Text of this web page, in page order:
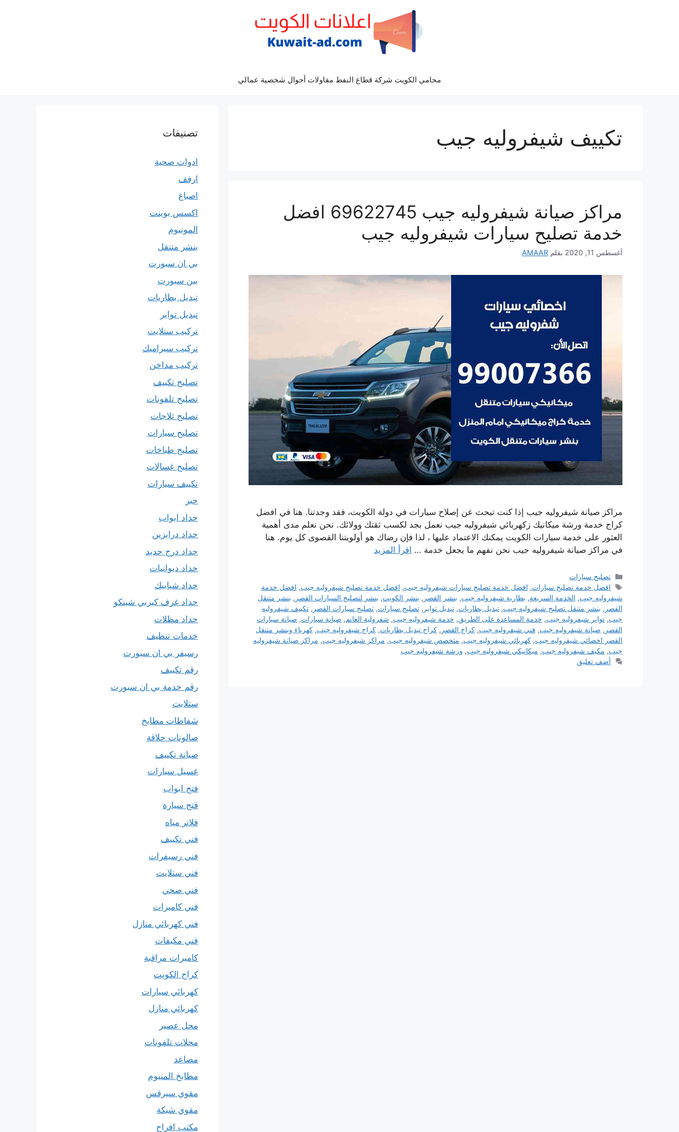
محامي الكويت شركة قطاع النفط مقاولات أحوال شخصية عمالي
تكييف شيفروليه جيب
مراكز صيانة شيفروليه جيب 69622745 افضل
خدمة تصليح سيارات شيفروليه جيب
أغسطس 11, 2020 بقلم AMAAR
مراكز صيانة شيفروليه جيب إذا كنت تبحث عن إصلاح سيارات في دولة الكويت، فقد وجدتنا. هنا في افضل
كراج خدمة ورشة ميكانيك زكهربائي شيفروليه جيب نعمل بجد لكسب ثقتك وولائك. نحن نعلم مدى أهمية
العثور على خدمة سيارات الكويت يمكنك الاعتماد عليها ، لذا فإن رضاك ​​هو أولويتنا القصوى كل يوم. هنا
في مراكز صيانة شيفروليه جيب نحن نفهم ما يجعل خدمة … اقرأ المزيد
التصنيفات
تصليح سيارات
الوسوم
افضل خدمة تصليح سيارات, افضل خدمة تصليح سيارات شيفروليه جيب, افضل خدمة تصليح شيفروليه جيب, افضل خدمة
شيفروليه جيب, الخدمة السريعة, بطارية شيفروليه جيب, بنشر القصر , بنشر الكويت, بنشر لتصليح السيارات القصر , بنشر متنقل
القصر , بنشر متنقل تصليح شيفروليه جيب, تبديل بطاريات, تبديل تواير , تصليح سيارات, تصليح سيارات القصر , تكييف شيفروليه
جيب, تواير شيفروليه جيب, خدمة المساعدة على الطريق, خدمة شيفروليه جيب, شفرولية الغانم, صيانة سيارات, صيانة سيارات
القصر , صيانة شيفروليه جيب, فني شيفروليه جيب, كراج القصر , كراج تبديل بطاريات, كراج شيفروليه جيب, كهرباء وبنشر متنقل
القصر اخصائي شيفروليه جيب, كهربائي شيفروليه جيب, متخصص شيفروليه جيب, مراكز شيفروليه جيب, مراكز صيانة شيفروليه
جيب, مكيف شيفروليه جيب, ميكانيكي شيفروليه جيب, ورشة شيفروليه جيب
أضف تعليق
تصنيفات
ادوات صحية
ارفف
اصباغ
اكسس بوينت
المونيوم
بنشر متنقل
بي ان سبورت
بين سبورت
تبديل بطاريات
تبديل تواير
تركيب ستلايت
تركيب سيراميك
تركيب مداخن
تصليح تكييف
تصليح تلفونات
تصليح ثلاجات
تصليح سيارات
تصليح طباخات
تصليح غسالات
تكييف سيارات
حبر
حداد ابواب
حداد درابزين
حداد درج حديد
حداد ديوانيات
حداد شبابيك
حداد غرف كيربي شينكو
حداد مظلات
خدمات تنظيف
رسيفر بي ان سبورت
رقم تكييف
رقم خدمة بي ان سبورت
ستلايت
شفاطات مطابخ
صالونات حلاقة
صيانة تكييف
غسيل سيارات
فتح ابواب
فتح سيارة
فلاتر مياه
فني تكييف
فني رسيفرات
فني ستلايت
فني صحي
فني كاميرات
فني كهربائي منازل
فني مكيفات
كاميرات مراقبة
كراج الكويت
كهربائي سيارات
كهربائي منازل
محل عصير
محلات تلفونات
مصاعد
مطابخ المنيوم
مقوي سيرفس
مقوي شبكة
مكتب افراح